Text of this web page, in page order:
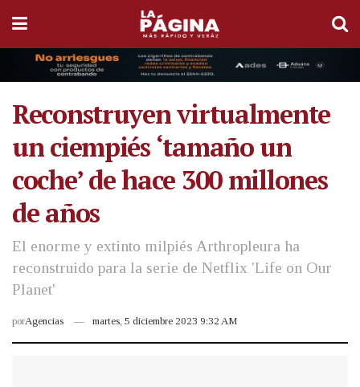
Reconstruyen virtualmente
un ciempiés ‘tamaño un
coche’ de hace 300 millones
de años
El enorme y extinto milpiés Arthropleura ha
reconstruido para la serie de Netflix 'Life on Our
Planet'
porAgencias martes, 5 diciembre 2023 9:32 AM